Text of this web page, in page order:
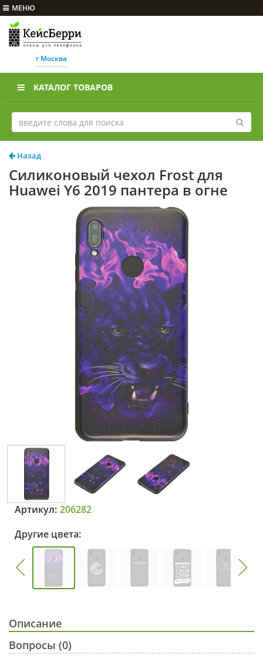
МЕНЮ
г Москва
КАТАЛОГ ТОВАРОВ
Назад
Силиконовый чехол Frost для
Huawei Y6 2019 пантера в огне
Артикул: 206282
Другие цвета:
Описание
Вопросы (0)